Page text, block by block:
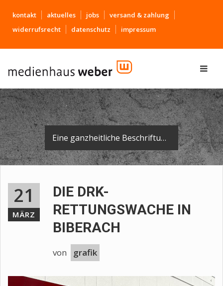
kontakt aktuelles jobs
versand & zahlung
widerrufsrecht
datenschutz impressum
Eine ganzheitliche Beschriftung für das neue DRK-Gebäude in Biberach.
21
MÄRZ
DIE DRK-
RETTUNGSWACHE IN
BIBERACH
von grafik